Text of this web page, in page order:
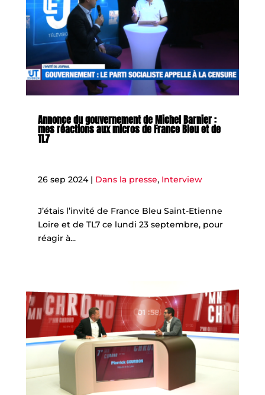
Annonce du gouvernement de Michel Barnier :
mes réactions aux micros de France Bleu et de
TL7
26 sep 2024| Dans la presse, Interview
J’étais l’invité de France Bleu Saint-Etienne
Loire et de TL7 ce lundi 23 septembre, pour
réagir à...